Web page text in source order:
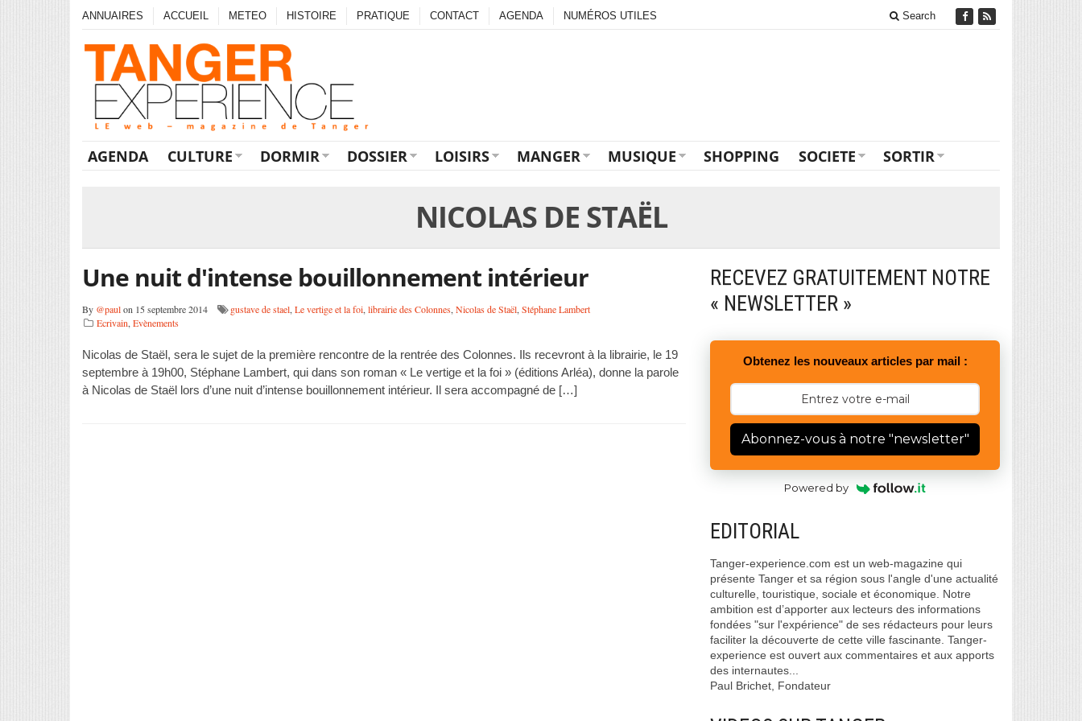
ANNUAIRES ACCUEIL METEO HISTOIRE PRATIQUE CONTACT AGENDA NUMÉROS UTILES Search
AGENDA CULTURE DORMIR DOSSIER LOISIRS MANGER MUSIQUE SHOPPING SOCIETE SORTIR
NICOLAS DE STAËL
Une nuit d'intense bouillonnement intérieur
By @paulon 15 septembre 2014 gustave de stael,Le vertige et la foi,librairie des Colonnes,Nicolas de Staël,Stéphane Lambert
Ecrivain,Evènements
Nicolas de Staël, sera le sujet de la première rencontre de la rentrée des Colonnes. Ils recevront à la librairie, le 19
septembre à 19h00, Stéphane Lambert, qui dans son roman « Le vertige et la foi » (éditions Arléa), donne la parole
à Nicolas de Staël lors d’une nuit d’intense bouillonnement intérieur. Il sera accompagné de […]
RECEVEZ GRATUITEMENT NOTRE
« NEWSLETTER »
Obtenez les nouveaux articles par mail :
Abonnez-vous à notre "newsletter"
Powered by
EDITORIAL
Tanger-experience.com est un web-magazine qui
présente Tanger et sa région sous l'angle d'une actualité
culturelle, touristique, sociale et économique. Notre
ambition est d’apporter aux lecteurs des informations
fondées "sur l'expérience" de ses rédacteurs pour leurs
faciliter la découverte de cette ville fascinante. Tanger-
experience est ouvert aux commentaires et aux apports
des internautes...
Paul Brichet, Fondateur